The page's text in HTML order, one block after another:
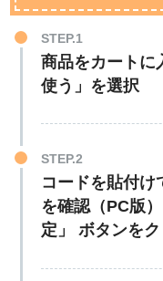
STEP.1
商品をカートに
使う」を選択
STEP.2
コードを貼付け
を確認（PC版
定」 ボタンを